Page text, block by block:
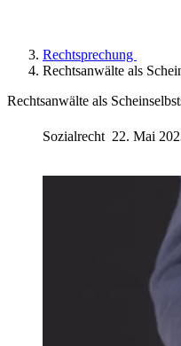
Rechtsprechung
Rechtsanwälte als
Rechtsanwälte als
Sozialrecht 22. Mai